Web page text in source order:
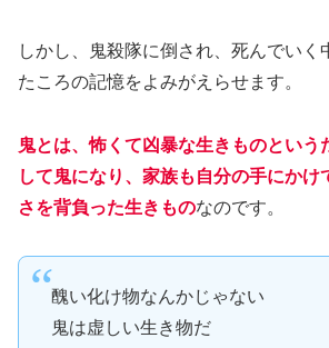
しかし、鬼殺隊に倒され、死んでいく
たころの記憶をよみがえらせます。
鬼とは、怖くて凶暴な生きものという
して鬼になり、家族も自分の手にかけ
さを背負った生きものなのです。
醜い化け物なんかじゃない
鬼は虚しい生き物だ